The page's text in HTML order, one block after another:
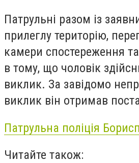
Патрульні разом із
прилеглу територію,
камери спостереження
в тому, що чоловік
виклик. За завідомо
виклик він отримав
Патрульна поліція
Читайте також: